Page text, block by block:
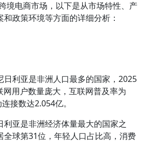
境电商市场，以下是从市场特性、产
政策环境等方面的详细分析：
日利亚是非洲人口最多的国家，2025
用户数量庞大，互联网普及率为
接数达2.054亿。
亚是非洲经济体量最大的国家之
全球第31位，年轻人口占比高，消费